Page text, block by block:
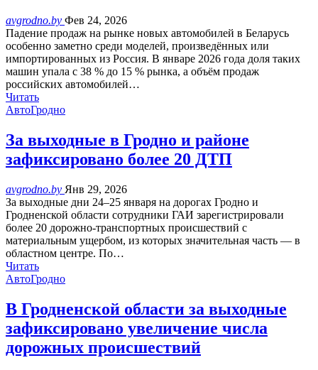
avgrodno.by Фев 24, 2026
Падение продаж на рынке новых автомобилей в Беларусь
особенно заметно среди моделей, произведённых или
импортированных из Россия. В январе 2026 года доля таких
машин упала с 38 % до 15 % рынка, а объём продаж
российских автомобилей…
Читать
АвтоГродно
За выходные в Гродно и районе
зафиксировано более 20 ДТП
avgrodno.by Янв 29, 2026
За выходные дни 24–25 января на дорогах Гродно и
Гродненской области сотрудники ГАИ зарегистрировали
более 20 дорожно-транспортных происшествий с
материальным ущербом, из которых значительная часть — в
областном центре. По…
Читать
АвтоГродно
В Гродненской области за выходные
зафиксировано увеличение числа
дорожных происшествий